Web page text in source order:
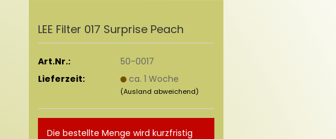
LEE Fil­ter 017 Sur­pri­se Peach
Art.Nr.:
50-0017
Lieferzeit:
ca. 1 Woche
(Ausland abweichend)
Die bestellte Menge wird kurzfristig